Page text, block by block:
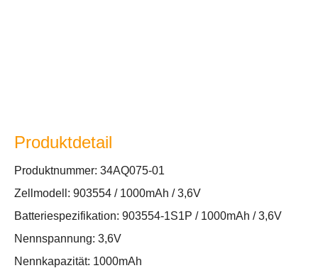
Produktdetail
Produktnummer: 34AQ075-01
Zellmodell: 903554 / 1000mAh / 3,6V
Batteriespezifikation: 903554-1S1P / 1000mAh / 3,6V
Nennspannung: 3,6V
Nennkapazität: 1000mAh